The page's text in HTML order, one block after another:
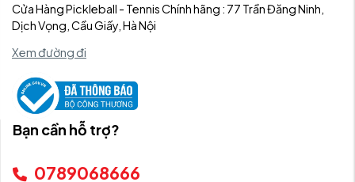
Cửa Hàng Pickleball - Tennis Chính hãng : 77 Trần Đăng Ninh,
Dịch Vọng, Cầu Giấy, Hà Nội
Xem đường đi
Bạn cần hỗ trợ?
0789068666